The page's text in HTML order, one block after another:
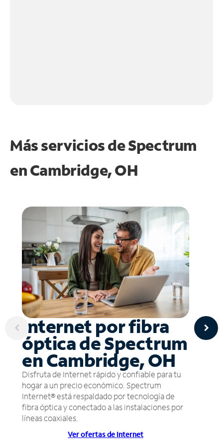
Más servicios de Spectrum
enCambridge, OH
Internet por fibra
óptica de Spectrum
en Cambridge, OH
Disfruta de Internet rápido y confiable para tu
hogar a un precio económico. Spectrum
Internet® está respaldado por tecnología de
fibra óptica y conectado a las instalaciones por
líneas coaxiales.
Ver ofertas de Internet